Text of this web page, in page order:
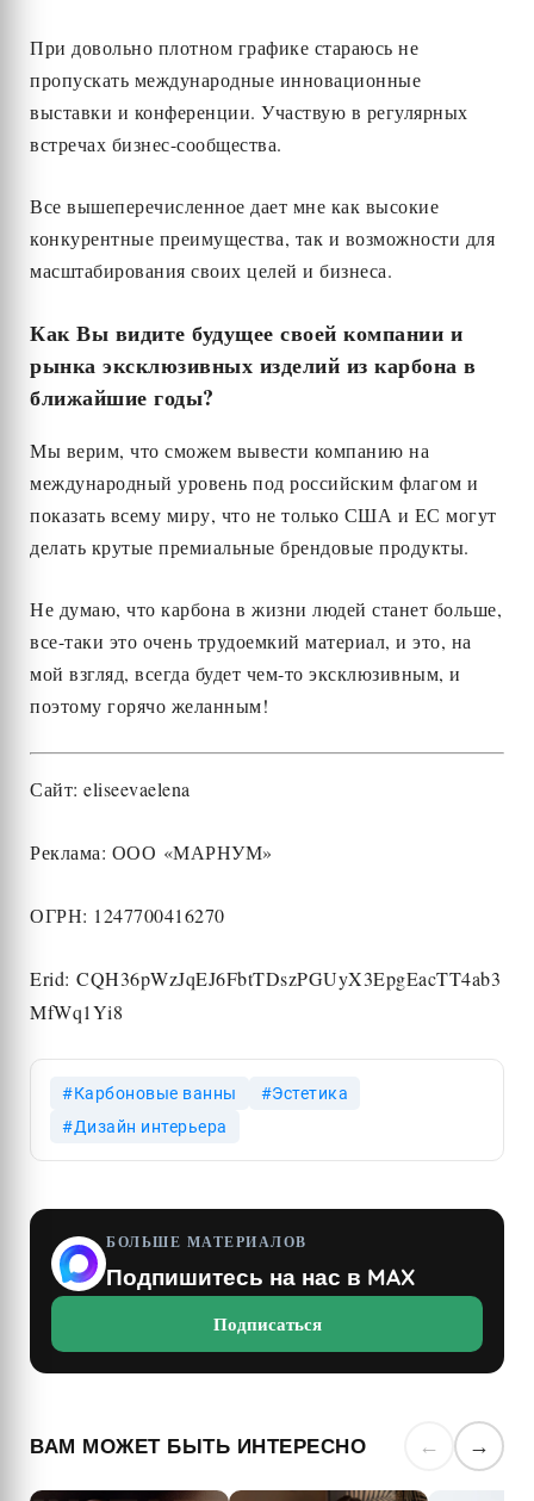
При довольно плотном графике стараюсь не
пропускать международные инновационные
выставки и конференции. Участвую в регулярных
встречах бизнес-сообщества.
Все вышеперечисленное дает мне как высокие
конкурентные преимущества, так и возможности для
масштабирования своих целей и бизнеса.
Как Вы видите будущее своей компании и
рынка эксклюзивных изделий из карбона в
ближайшие годы?
Мы верим, что сможем вывести компанию на
международный уровень под российским флагом и
показать всему миру, что не только США и ЕС могут
делать крутые премиальные брендовые продукты.
Не думаю, что карбона в жизни людей станет больше,
все-таки это очень трудоемкий материал, и это, на
мой взгляд, всегда будет чем-то эксклюзивным, и
поэтому горячо желанным!
Сайт: eliseevaelena
Реклама: ООО «МАРНУМ»
ОГРН: 1247700416270
Erid: CQH36pWzJqEJ6FbtTDszPGUyX3EpgEacTT4ab3
MfWq1Yi8
Карбоновые ванны
Эстетика
Дизайн интерьера
БОЛЬШЕ МАТЕРИАЛОВ
Подпишитесь на нас в MAX
Подписаться
ВАМ МОЖЕТ БЫТЬ ИНТЕРЕСНО ← →